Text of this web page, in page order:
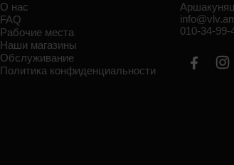
О нас
FAQ
Рабочие места
Наши магазины
Обслуживание
Политика конфиденциальности
010-34-99-